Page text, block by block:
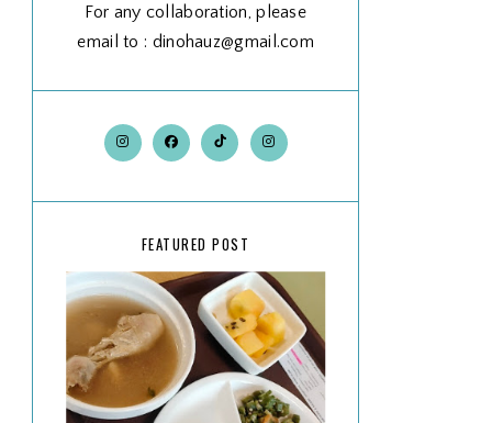
For any collaboration, please
email to : dinohauz@gmail.com
FEATURED POST